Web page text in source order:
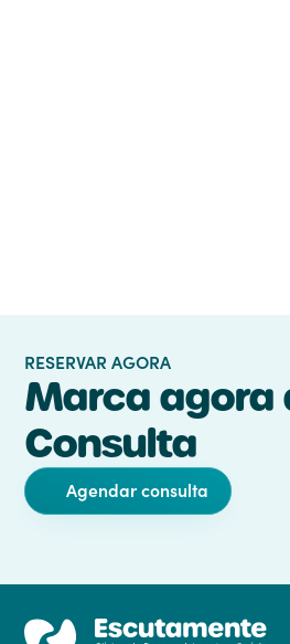
RESERVAR AGORA
Marca agora
Consulta
Agendar consulta